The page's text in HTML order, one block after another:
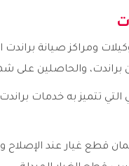
ومراكز صيانة
براندت، والحاصلين على
تتميز به خدمات
قطع غيار عند الإصلاح